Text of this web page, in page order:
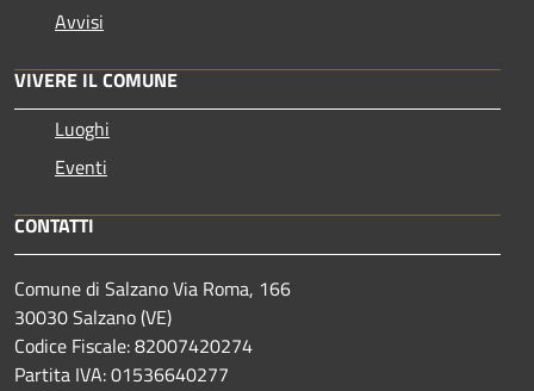
Avvisi
VIVERE IL COMUNE
Luoghi
Eventi
CONTATTI
Comune di Salzano Via Roma, 166
30030 Salzano (VE)
Codice Fiscale: 82007420274
Partita IVA: 01536640277